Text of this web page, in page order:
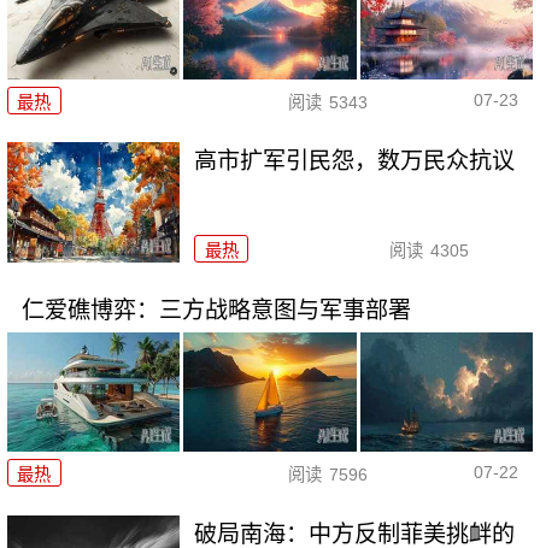
最热 阅读 5343 07-23
高市扩军引民怨，数万民众抗议
最热 阅读 4305
仁爱礁博弈：三方战略意图与军事部署
最热 阅读 7596 07-22
破局南海：中方反制菲美挑衅的